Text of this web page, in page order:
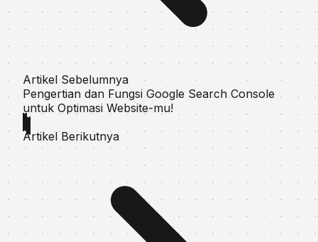
Artikel Sebelumnya
Pengertian dan Fungsi Google Search Console
untuk Optimasi Website-mu!
Artikel Berikutnya